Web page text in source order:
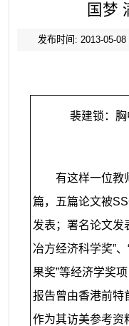
国梦
发布时间: 2013-05-08
裴建锁：
有这样一位教
篇，五篇论文被
发表；署名论文发
冶方经济科学奖”
果奖”等经济学奖项
报告曾由香港前特
作为其访美参考资